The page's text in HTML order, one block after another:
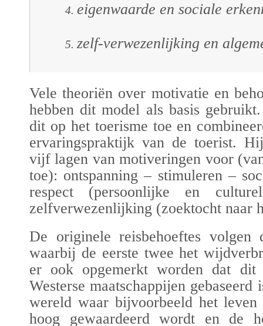
eigenwaarde en sociale
zelf-verwezenlijking en
Vele theoriën over motivatie en
hebben dit model als basis
dit op het toerisme toe en
ervaringspraktijk van de toerist.
vijf lagen van motiveringen voor
toe): ontspanning – stimuleren –
respect (persoonlijke en
zelfverwezenlijking (zoektocht naar
De originele reisbehoeftes volgen
waarbij de eerste twee het
er ook opgemerkt worden dat
Westerse maatschappijen
wereld waar bijvoorbeeld het leven
hoog gewaardeerd wordt en de